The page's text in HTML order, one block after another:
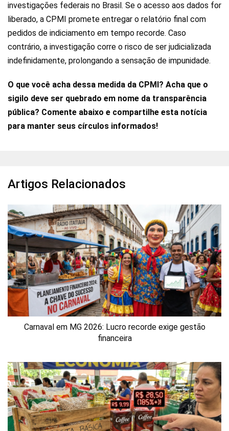
investigações federais no Brasil. Se o acesso aos dados for
liberado, a CPMI promete entregar o relatório final com
pedidos de indiciamento em tempo recorde. Caso
contrário, a investigação corre o risco de ser judicializada
indefinidamente, prolongando a sensação de impunidade.
O que você acha dessa medida da CPMI? Acha que o
sigilo deve ser quebrado em nome da transparência
pública? Comente abaixo e compartilhe esta notícia
para manter seus círculos informados!
Artigos Relacionados
Carnaval em MG 2026: Lucro recorde exige gestão
financeira